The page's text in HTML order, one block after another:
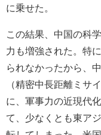
に乗せた。
この結果、中国の科
力も増強された。特
られなかったから、
（精密中長距離ミサ
に、軍事力の近現代
て、少なくとも東ア